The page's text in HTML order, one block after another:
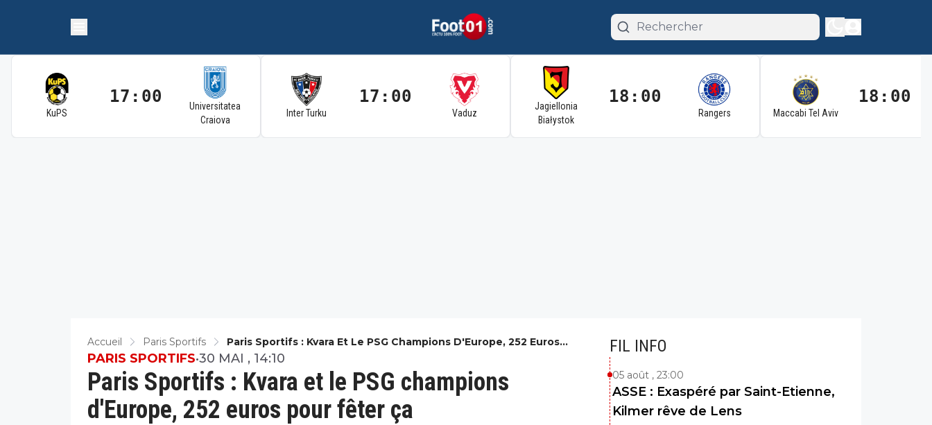
KuPS
17:00
Universitatea
Craiova
Inter Turku
17:00
Vaduz
Jagiellonia
Białystok
18:00
Rangers Maccabi Tel Aviv
18:00
Accueil Paris Sportifs
Paris Sportifs : Kvara Et Le PSG Champions D'Europe, 252 Euros
Pour Fêter Ça
Paris Sportifs : Kvara et le PSG champions
d'Europe, 252 euros pour fêter ça
PARIS SPORTIFS•30 MAI , 14:10
FIL INFO
05 août , 23:00
ASSE : Exaspéré par Saint-Etienne,
Kilmer rêve de Lens